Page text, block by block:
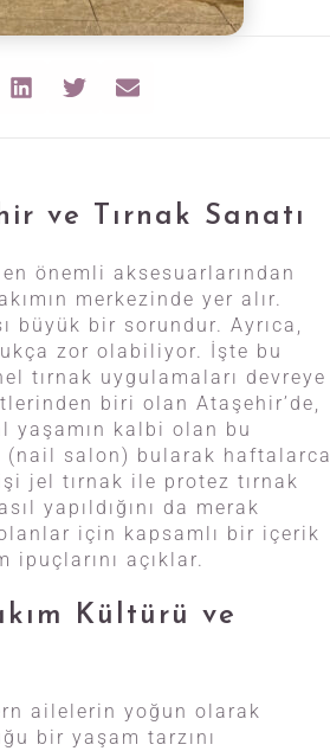
ve Tırnak Sanatı
önemli aksesuarlarından
merkezinde yer alır.
büyük bir sorundur. Ayrıca,
zor olabiliyor. İşte bu
tırnak uygulamaları devreye
biri olan Ataşehir’de,
yaşamın kalbi olan bu
(nail salon) bularak haftalarca
jel tırnak ile protez tırnak
yapıldığını da merak
için kapsamlı bir içerik
ipuçlarını açıklar.
Kültürü ve
ailelerin yoğun olarak
bir yaşam tarzını